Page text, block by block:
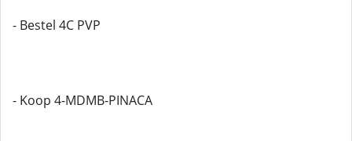
- Bestel 4C PVP
- Koop 4-MDMB-PINACA